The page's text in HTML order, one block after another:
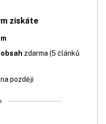
získáte
zdarma (5 článků
později